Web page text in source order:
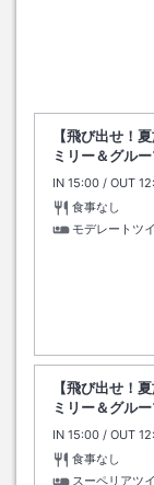
【飛び出せ！
ミリー＆グル
IN チェックイン
15:00 / OUT チ
食事なし
モデレートツ
【飛び出せ！
ミリー＆グル
IN チェックイン
15:00 / OUT チ
食事なし
スーペリアツ